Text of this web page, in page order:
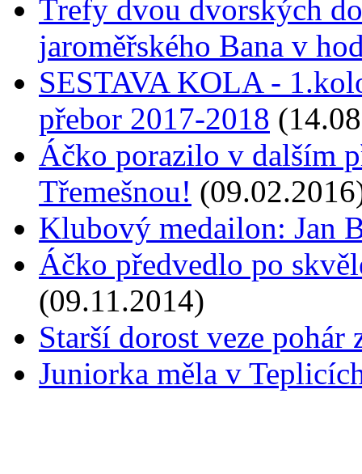
Trefy dvou dvorských
jaroměřského Bana v
SESTAVA KOLA -
přebor 2017-2018
Áčko porazilo v dalším
Třemešnou!
Klubový medailon: Jan
Áčko předvedlo po
(09.11.2014)
Starší dorost veze pohár
Juniorka měla v